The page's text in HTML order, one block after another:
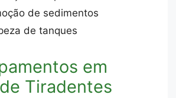
de sedimentos
de tanques
em
Tiradentes